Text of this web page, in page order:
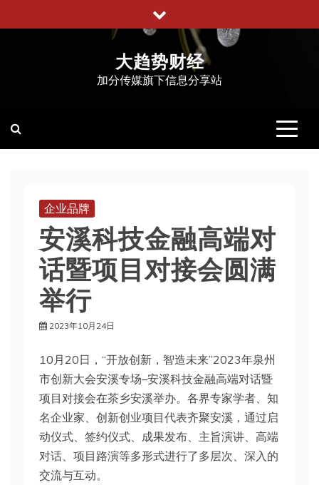
至
大趋势财经
加分传媒旗下信息分享站
企业品牌
安溪科技金融高端对
话暨项目对接会圆满
举行
2023年10月24日
10月20日，“开放创新，智造未来”2023年泉州
市创新大会安溪专场–安溪科技金融高端对话暨
项目对接会在茶乡安溪举办。各界专家学者、知
名企业家、创新创业项目代表齐聚安溪，通过启
动仪式、签约仪式、成果发布、主旨演讲、高端
对话、项目路演等多形式进行了多层次、深入的
交流与互动。